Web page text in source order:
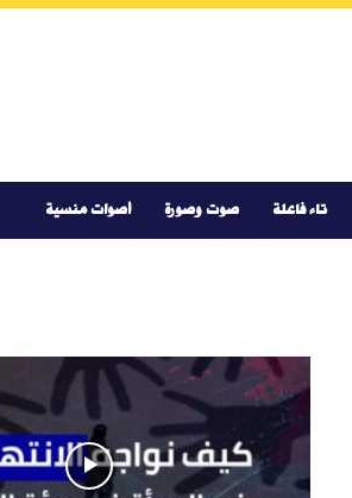
تاء فاعلة صوت وصورة أصوات منسية